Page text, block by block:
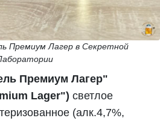
Премиум Лагер в Секретной
Премиум Лагер"
Lager") светлое
(алк.4,7%,